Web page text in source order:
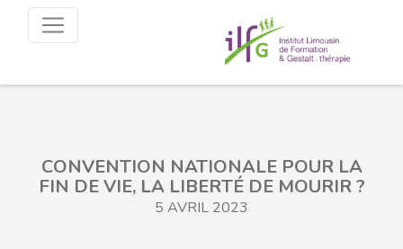
CONVENTION NATIONALE POUR LA
FIN DE VIE, LA LIBERTÉ DE MOURIR ?
5 AVRIL 2023